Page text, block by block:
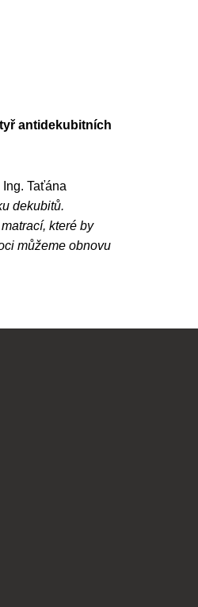
antidekubitních
Taťána
dekubitů.
které by
můžeme obnovu